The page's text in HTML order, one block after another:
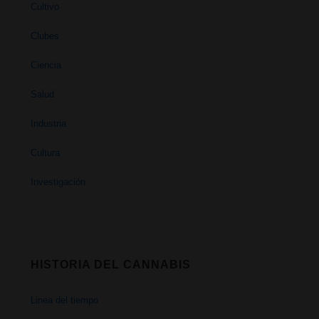
Cultivo
Clubes
Ciencia
Salud
Industria
Cultura
Investigación
Linea del tiempo